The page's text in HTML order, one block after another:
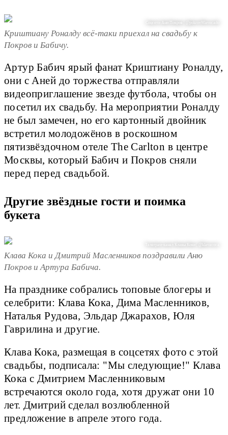
Соцсети Ани Покров | @pokrov90avocado
Криштиану Роналду всё-таки приехал на свадьбу к
Покров и Бабичу.
Артур Бабич ярый фанат Криштиану Роналду,
они с Аней до торжества отправляли
видеоприглашение звезде футбола, чтобы он
посетил их свадьбу. На мероприятии Роналду
не был замечен, но его картонный двойник
встретил молодожёнов в роскошном
пятизвёздочном отеле The Carlton в центре
Москвы, который Бабич и Покров сняли
перед перед свадьбой.
Другие звёздные гости и поимка
букета
Телеграм-канал Клавы Коки | @klavacoca
Клава Кока и Дмитрий Масленников поздравили Аню
Покров и Артура Бабича.
На празднике собрались топовые блогеры и
селебрити: Клава Кока, Дима Масленников,
Наталья Рудова, Эльдар Джарахов, Юля
Гаврилина и другие.
Клава Кока, размещая в соцсетях фото с этой
свадьбы, подписала: "Мы следующие!" Клава
Кока с Дмитрием Масленниковым
встречаются около года, хотя дружат они 10
лет. Дмитрий сделал возлюбленной
предложение в апреле этого года.